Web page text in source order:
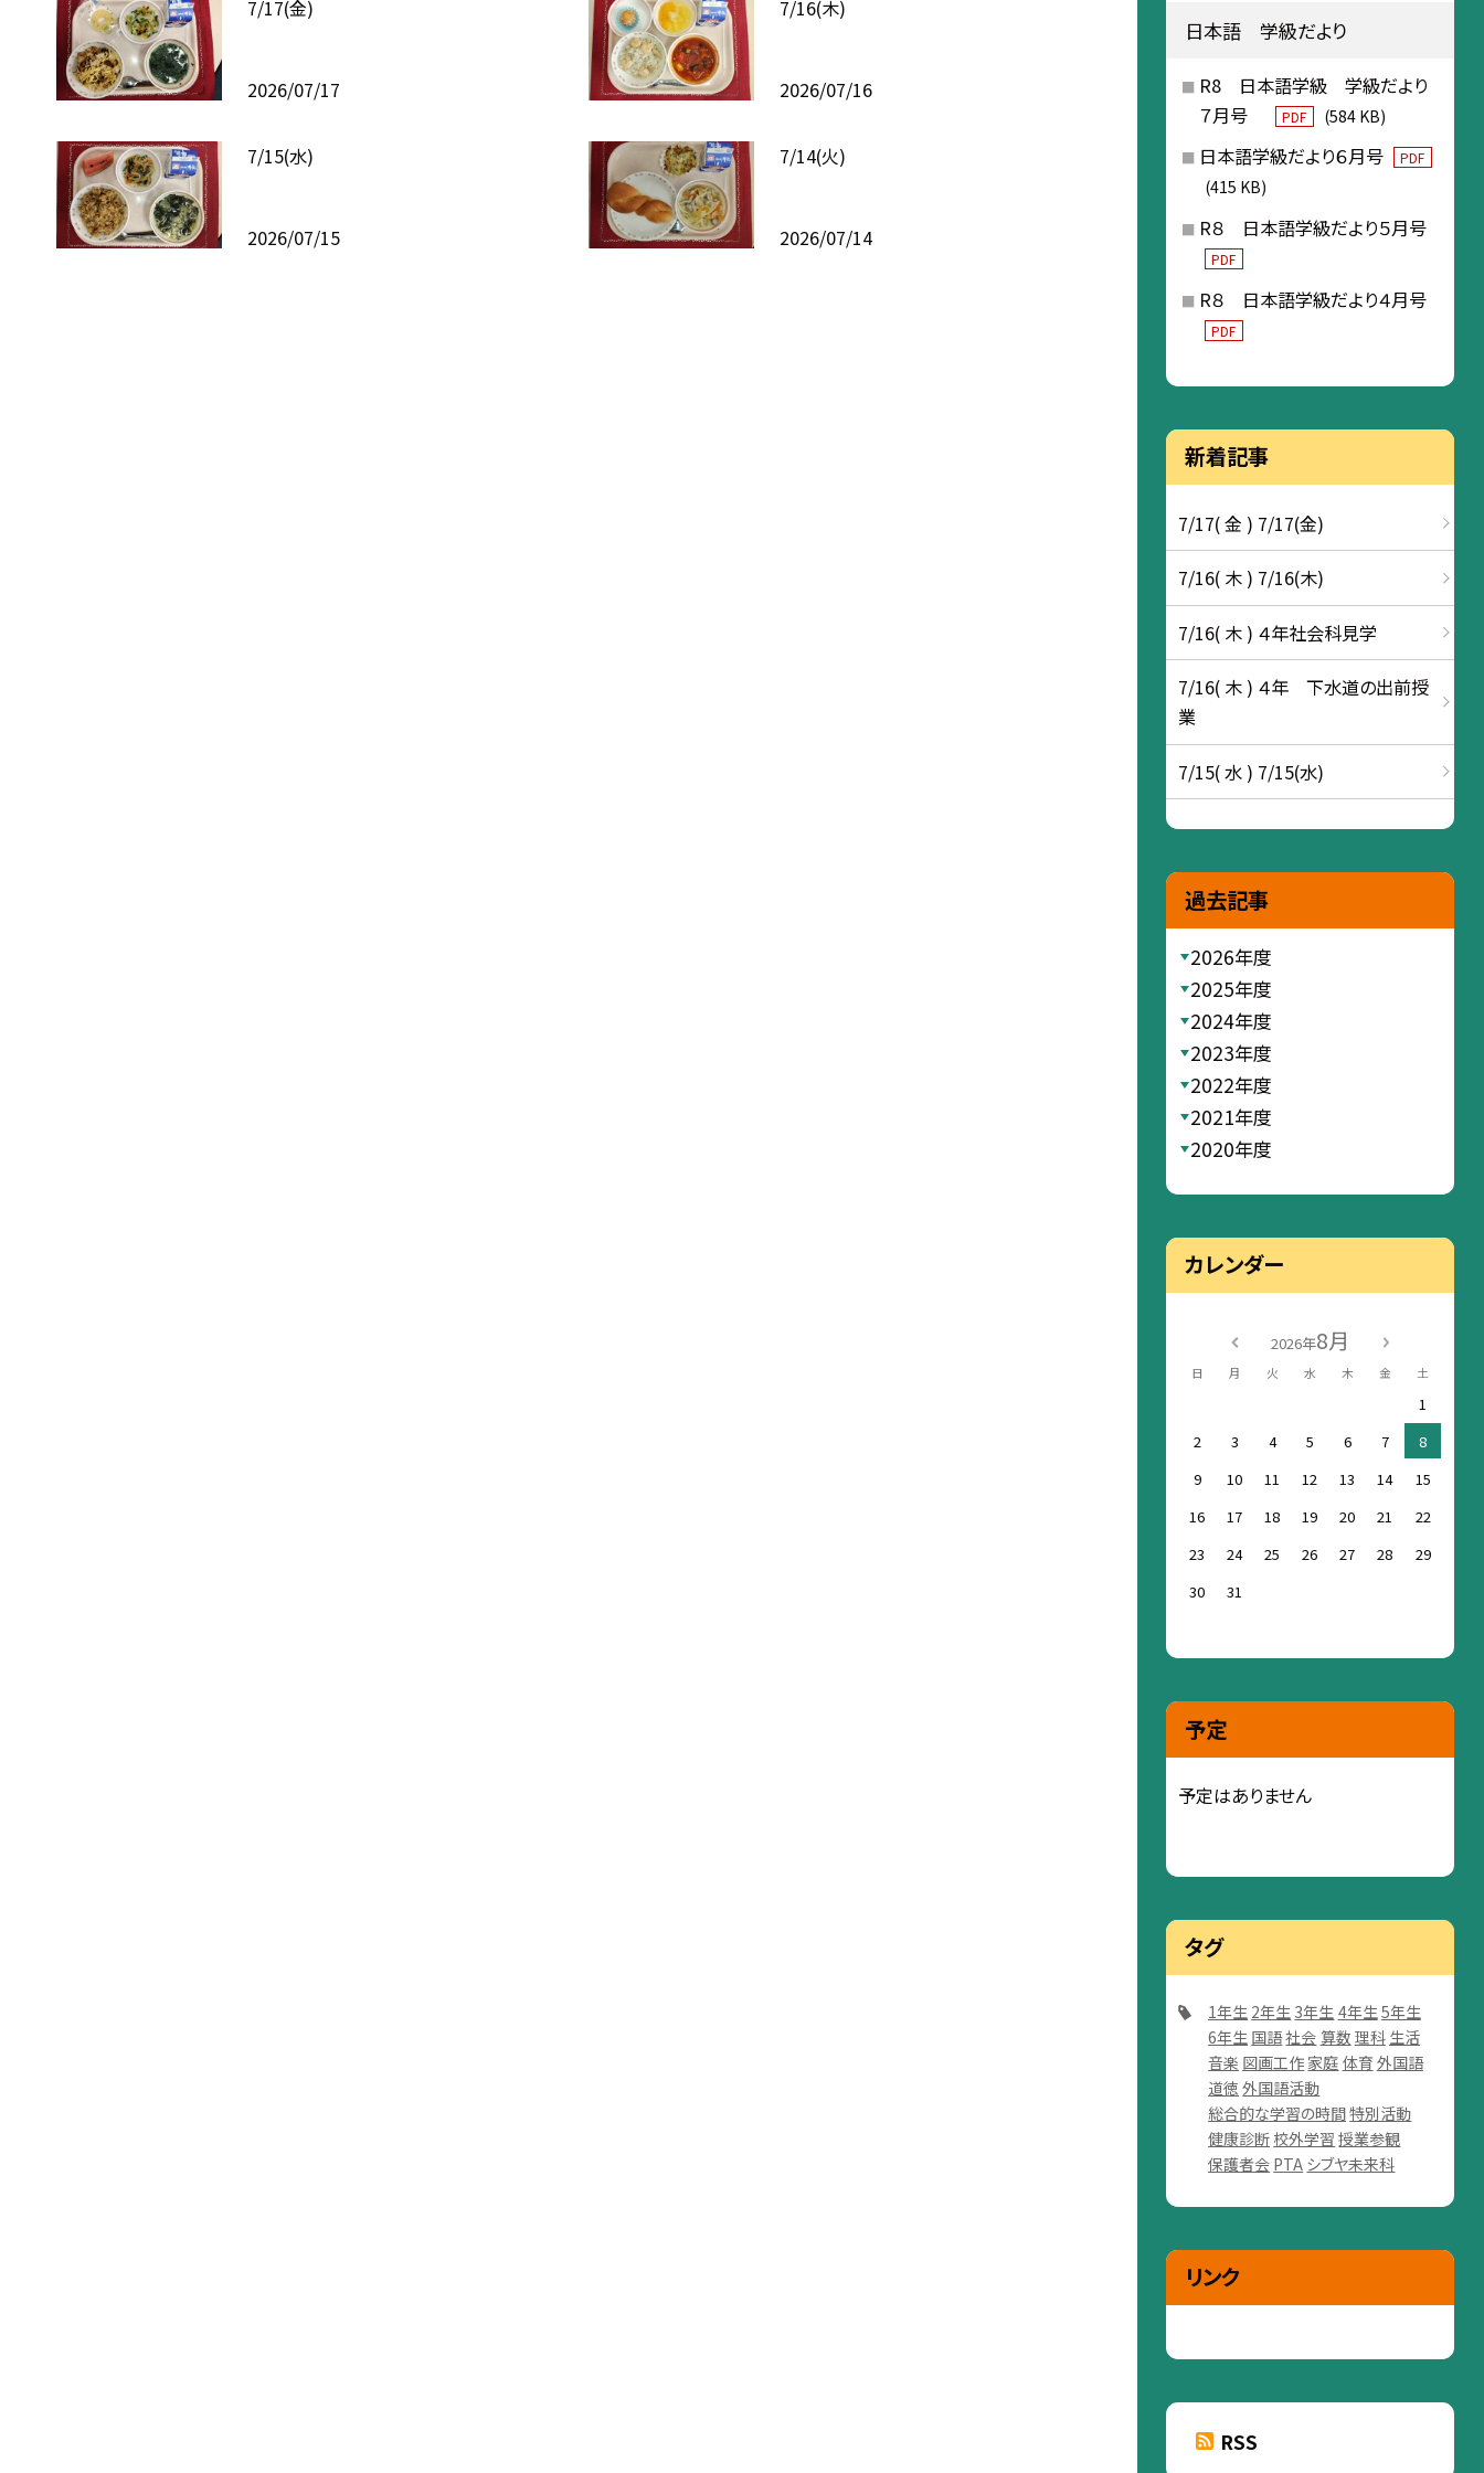
7/17(金)
2026/07/17
7/16(木)
2026/07/16
7/15(水)
2026/07/15
7/14(火)
2026/07/14
日本語 学級だより
R8 日本語学級 学級だより
７月号
PDF (584 KB)
日本語学級だより６月号 PDF
(415 KB)
R８ 日本語学級だより５月号
PDF
R８ 日本語学級だより４月号
PDF
新着記事
7/17( 金 ) 7/17(金)
7/16( 木 ) 7/16(木)
7/16( 木 ) ４年社会科見学
7/16( 木 ) ４年 下水道の出前授
業
7/15( 水 ) 7/15(水)
過去記事
2026年度
2025年度
2024年度
2023年度
2022年度
2021年度
2020年度
カレンダー
2026年8月
日 月 火 水 木 金 土
1
2
3 4 5 6 7
8
9
10 11 12 13 14
15
16
17 18 19 20 21
22
23
24 25 26 27 28
29
30
31
予定
予定はありません
タグ
1年生 2年生 3年生 4年生 5年生
6年生 国語社会 算数 理科 生活
音楽 図画工作 家庭 体育 外国語
道徳 外国語活動
総合的な学習の時間特別活動
健康診断 校外学習 授業参観
保護者会 PTA シブヤ未来科
リンク
RSS